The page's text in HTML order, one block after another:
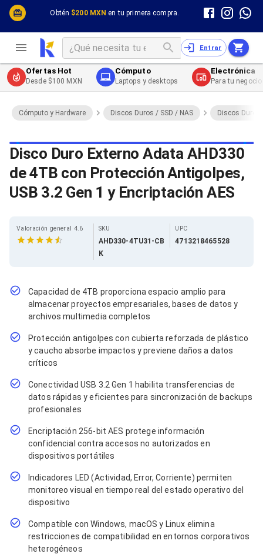
Obtén $200 MXN en tu primera compra.
Cómputo y Hardware
Desktop y Portátiles
Impresión y Consumibles
Celulares y Telefonía
Energía
Entrar
Cómputo y Hardware
Cables
Cables PC
Cables PC USB
Cables PC Serial
Cables PC SATA / eSATA
Cables PC SAS
Cables PC VGA / HD15
Cables de Audio / Video HDMI
Cables de Audio / Video VGA
Cables de Audio / Video RCA
Cables de Audio / Video Toslink
Cables de Energía
Cables de Red
Cables Patch
Accesorios para Cables
Jacks de Red
Conectores
Herramientas para Cables
Pinzas Ponchadoras
Probadores de Cable
Protectores para Cables
Cables para Impresoras
Bobinas
Cableado Estructurado
Sujetadores de Cables
Cinchos
Adaptadores
Adaptadores PC USB
Adaptadores PC Serial
Adaptadores PC SATA
Adaptadores PC Teclado
Bluetooth
Adaptadores Video
Ofertas Hot
Desde $100 MXN
Cómputo
Laptops y desktops
Electrónica
Para tu
Cómputo y Hardware Discos Duros / SSD / NAS Discos Duros
Disco Duro Externo Adata AHD330
de 4TB con Protección Antigolpes,
USB 3.2 Gen 1 y Encriptación AES
Valoración general 4.6 SKU
AHD330-4TU31-CB
K
UPC
4713218465528
Capacidad de 4TB proporciona espacio amplio para
almacenar proyectos empresariales, bases de datos y
archivos multimedia completos
Protección antigolpes con cubierta reforzada de plástico
y caucho absorbe impactos y previene daños a datos
críticos
Conectividad USB 3.2 Gen 1 habilita transferencias de
datos rápidas y eficientes para sincronización de backups
profesionales
Encriptación 256-bit AES protege información
confidencial contra accesos no autorizados en
dispositivos portátiles
Indicadores LED (Actividad, Error, Corriente) permiten
monitoreo visual en tiempo real del estado operativo del
dispositivo
Compatible con Windows, macOS y Linux elimina
restricciones de compatibilidad en entornos corporativos
heterogéneos